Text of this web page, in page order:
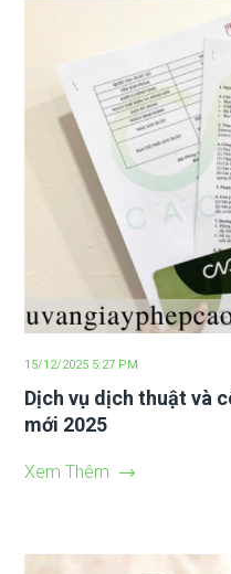
15/12/2025 5:27 PM
Dịch vụ dịch thuật và
mới 2025
Xem Thêm